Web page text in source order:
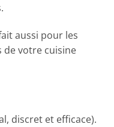
aussi pour les
de votre cuisine
discret et efficace).